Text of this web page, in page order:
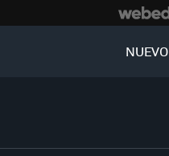
NUEVO